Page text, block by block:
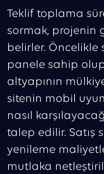
Teklif toplama
sormak, projenin
belirler.
panele sahip
altyapının
sitenin mobil
nasıl
talep edilir. Satış
yenileme
mutlaka